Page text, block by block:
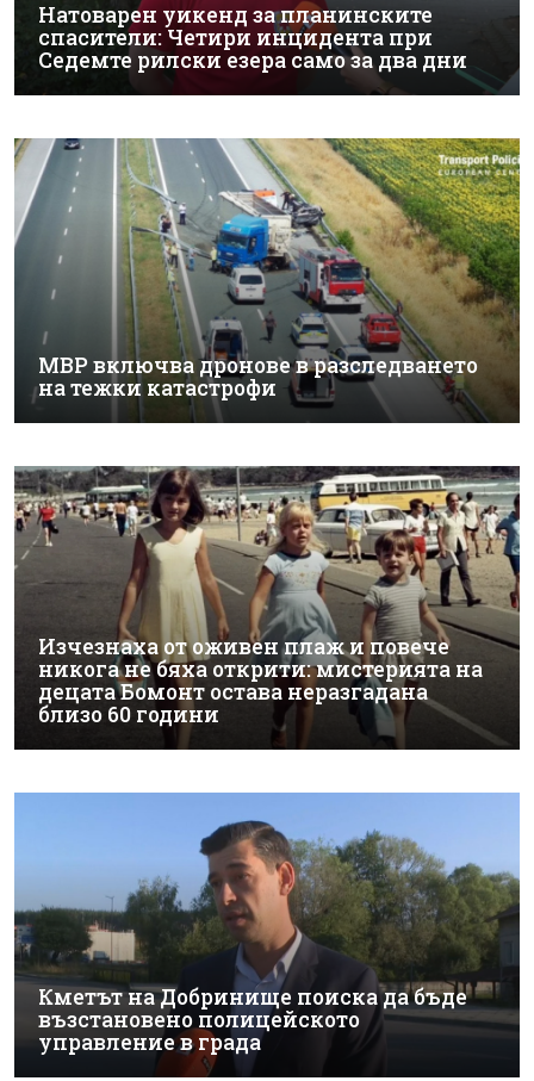
Натоварен уикенд за планинските
спасители: Четири инцидента при
Седемте рилски езера само за два дни
МВР включва дронове в разследването
на тежки катастрофи
Изчезнаха от оживен плаж и повече
никога не бяха открити: мистерията на
децата Бомонт остава неразгадана
близо 60 години
Кметът на Добринище поиска да бъде
възстановено полицейското
управление в града